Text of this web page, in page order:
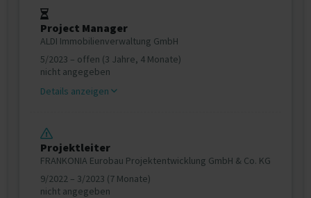
Project Manager
ALDI Immobilienverwaltung GmbH
5/2023 – offen (3 Jahre, 4 Monate)
nicht angegeben
Details anzeigen
Projektleiter
FRANKONIA Eurobau Projektentwicklung GmbH & Co. KG
9/2022 – 3/2023 (7 Monate)
nicht angegeben